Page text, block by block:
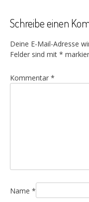
Schreibe einen
Deine E-Mail-Adresse
Felder sind mit *
Kommentar *
Name *